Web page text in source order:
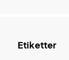
Etiketter